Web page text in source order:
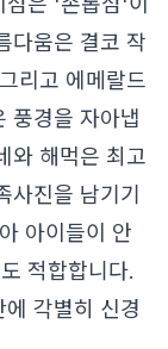
다움은 결코 작
리고 에메랄드
풍경을 자아냅
와 해먹은 최고
사진을 남기기
아이들이 안
적합합니다.
각별히 신경